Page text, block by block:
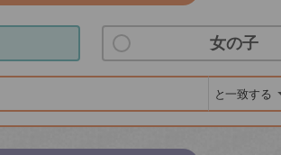
女の子